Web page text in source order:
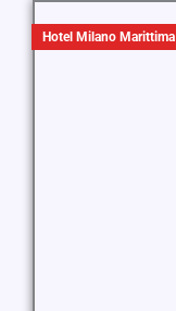
Hotel Milano Marittima